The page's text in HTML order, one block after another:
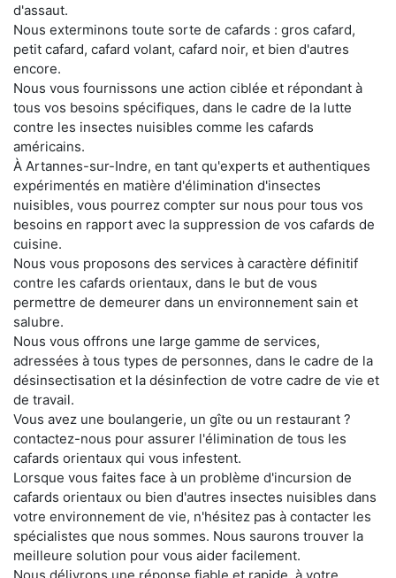
d'assaut.
Nous exterminons toute sorte de cafards : gros cafard,
petit cafard, cafard volant, cafard noir, et bien d'autres
encore.
Nous vous fournissons une action ciblée et répondant à
tous vos besoins spécifiques, dans le cadre de la lutte
contre les insectes nuisibles comme les cafards
américains.
À Artannes-sur-Indre, en tant qu'experts et authentiques
expérimentés en matière d'élimination d'insectes
nuisibles, vous pourrez compter sur nous pour tous vos
besoins en rapport avec la suppression de vos cafards de
cuisine.
Nous vous proposons des services à caractère définitif
contre les cafards orientaux, dans le but de vous
permettre de demeurer dans un environnement sain et
salubre.
Nous vous offrons une large gamme de services,
adressées à tous types de personnes, dans le cadre de la
désinsectisation et la désinfection de votre cadre de vie et
de travail.
Vous avez une boulangerie, un gîte ou un restaurant ?
contactez-nous pour assurer l'élimination de tous les
cafards orientaux qui vous infestent.
Lorsque vous faites face à un problème d'incursion de
cafards orientaux ou bien d'autres insectes nuisibles dans
votre environnement de vie, n'hésitez pas à contacter les
spécialistes que nous sommes. Nous saurons trouver la
meilleure solution pour vous aider facilement.
Nous délivrons une réponse fiable et rapide, à votre